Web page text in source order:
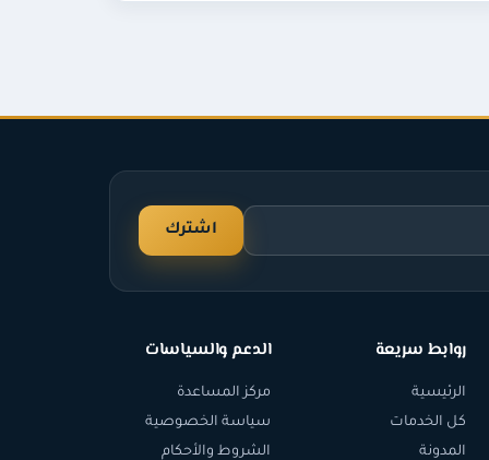
اشترك
روابط سريعة
الرئيسية
كل الخدمات
المدونة
الدعم والسياسات
مركز المساعدة
سياسة الخصوصية
الشروط والأحكام